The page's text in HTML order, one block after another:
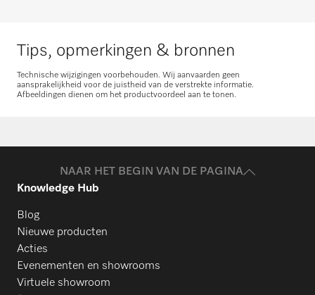
Tips, opmerkingen & bronnen
Technische wijzigingen voorbehouden. Wij aanvaarden geen
aansprakelijkheid voor de juistheid van de verstrekte informatie.
Afbeeldingen dienen om het productvoordeel aan te tonen.
NAAR HET BEGIN VAN DE PAGINA
Knowledge Hub
Blog
Nieuwe producten
Acties
Evenementen en showrooms
Virtuele showroom